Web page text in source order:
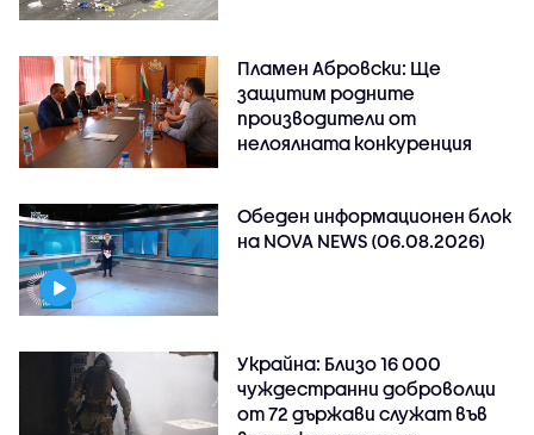
Пламен Абровски: Ще
защитим родните
производители от
нелоялната конкуренция
Обеден информационен блок
на NOVA NEWS (06.08.2026)
Украйна: Близо 16 000
чуждестранни доброволци
от 72 държави служат във